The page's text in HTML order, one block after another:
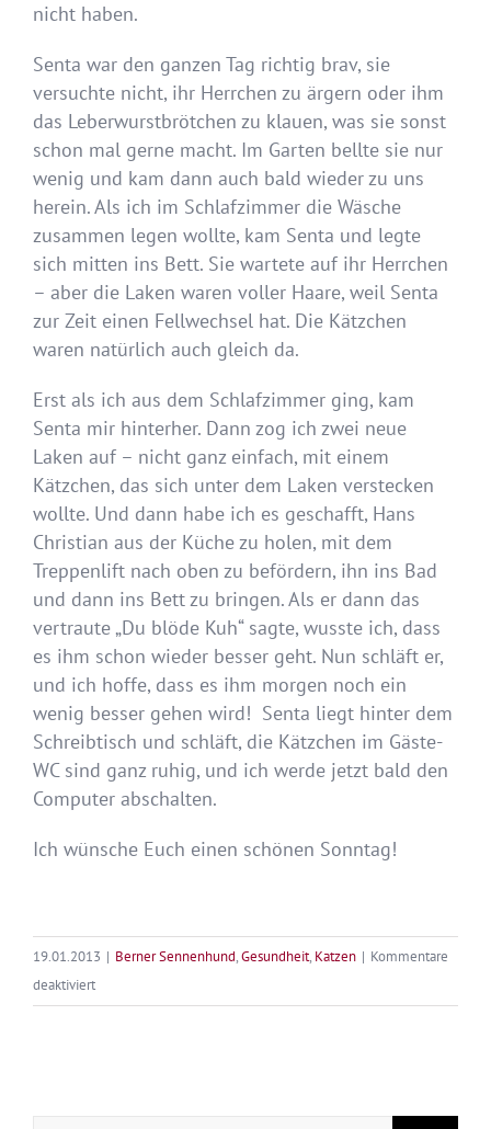
nicht haben.
Senta war den ganzen Tag richtig brav, sie
versuchte nicht, ihr Herrchen zu ärgern oder ihm
das Leberwurstbrötchen zu klauen, was sie sonst
schon mal gerne macht. Im Garten bellte sie nur
wenig und kam dann auch bald wieder zu uns
herein. Als ich im Schlafzimmer die Wäsche
zusammen legen wollte, kam Senta und legte
sich mitten ins Bett. Sie wartete auf ihr Herrchen
– aber die Laken waren voller Haare, weil Senta
zur Zeit einen Fellwechsel hat. Die Kätzchen
waren natürlich auch gleich da.
Erst als ich aus dem Schlafzimmer ging, kam
Senta mir hinterher. Dann zog ich zwei neue
Laken auf – nicht ganz einfach, mit einem
Kätzchen, das sich unter dem Laken verstecken
wollte. Und dann habe ich es geschafft, Hans
Christian aus der Küche zu holen, mit dem
Treppenlift nach oben zu befördern, ihn ins Bad
und dann ins Bett zu bringen. Als er dann das
vertraute „Du blöde Kuh“ sagte, wusste ich, dass
es ihm schon wieder besser geht. Nun schläft er,
und ich hoffe, dass es ihm morgen noch ein
wenig besser gehen wird! Senta liegt hinter dem
Schreibtisch und schläft, die Kätzchen im Gäste-
WC sind ganz ruhig, und ich werde jetzt bald den
Computer abschalten.
Ich wünsche Euch einen schönen Sonntag!
19.01.2013 | Berner Sennenhund,Gesundheit,Katzen | Kommentare
deaktiviertfür
Notfall